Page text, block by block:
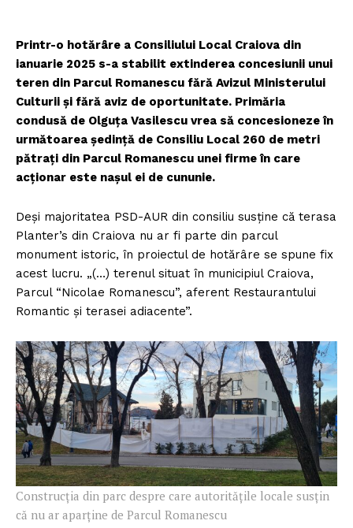
Printr-o hotărâre a Consiliului Local Craiova din
ianuarie 2025 s-a stabilit extinderea concesiunii unui
teren din Parcul Romanescu fără Avizul Ministerului
Culturii și fără aviz de oportunitate. Primăria
condusă de Olguța Vasilescu vrea să concesioneze în
următoarea ședință de Consiliu Local 260 de metri
pătrați din Parcul Romanescu unei firme în care
acționar este nașul ei de cununie.
Deși majoritatea PSD-AUR din consiliu susține că terasa
Planter’s din Craiova nu ar fi parte din parcul
monument istoric, în proiectul de hotărâre se spune fix
acest lucru. „(…) terenul situat în municipiul Craiova,
Parcul “Nicolae Romanescu”, aferent Restaurantului
Romantic și terasei adiacente”.
Construcția din parc despre care autoritățile locale susțin
că nu ar aparține de Parcul Romanescu